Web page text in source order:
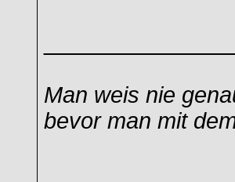
Man weis nie
bevor man mit